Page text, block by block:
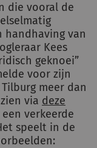
die vooral de
handhaving van
Kees
geknoei”
voor zijn
meer dan
via deze
verkeerde
speelt in de